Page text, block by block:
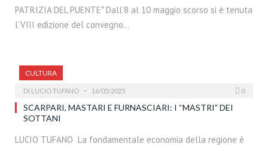
PATRIZIA DEL PUENTE* Dall’8 al 10 maggio scorso si è tenuta
l’VIII edizione del convegno…
CULTURA
DI LUCIO TUFANO 16/05/2025 0
SCARPARI, MASTARI E FURNASCIARI: I “MASTRI” DEI
SOTTANI
LUCIO TUFANO La fondamentale economia della regione è